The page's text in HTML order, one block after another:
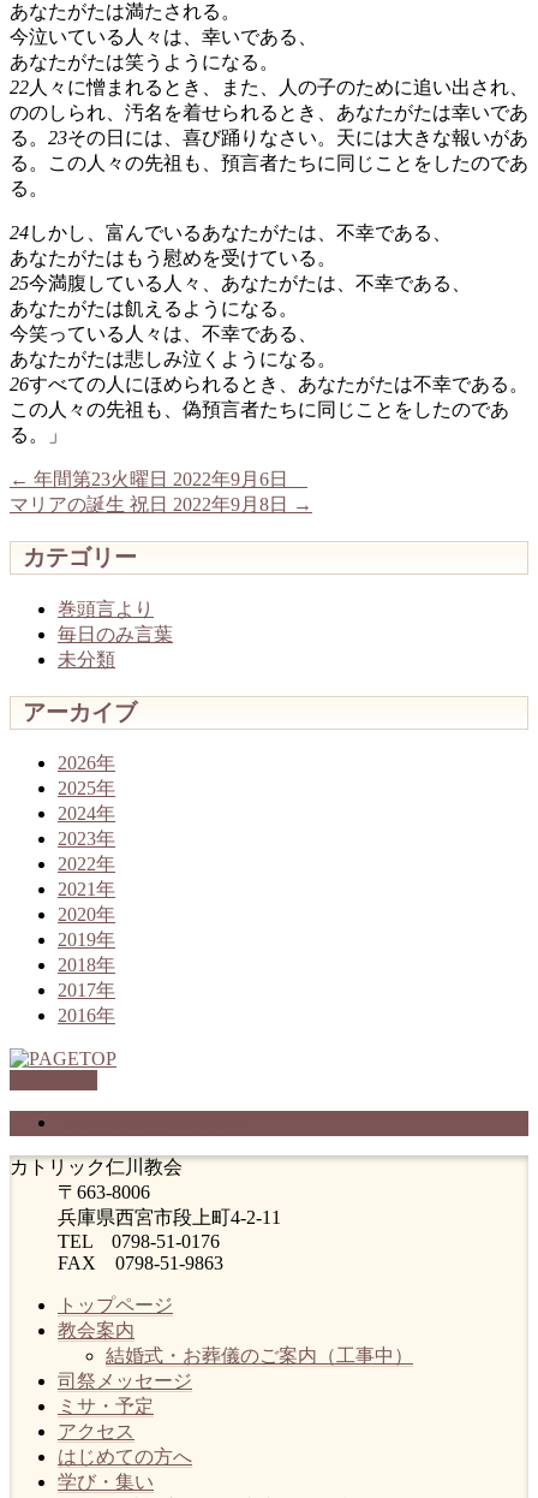
あなたがたは満たされる。
今泣いている人々は、幸いである、
あなたがたは笑うようになる。
22人々に憎まれるとき、また、人の子のために追い出され、
ののしられ、汚名を着せられるとき、あなたがたは幸いであ
る。 23その日には、喜び踊りなさい。天には大きな報いがあ
る。この人々の先祖も、預言者たちに同じことをしたのであ
る。
24しかし、富んでいるあなたがたは、不幸である、
あなたがたはもう慰めを受けている。
25今満腹している人々、あなたがたは、不幸である、
あなたがたは飢えるようになる。
今笑っている人々は、不幸である、
あなたがたは悲しみ泣くようになる。
26すべての人にほめられるとき、あなたがたは不幸である。
この人々の先祖も、偽預言者たちに同じことをしたのであ
る。」
← 年間第23火曜日 2022年9月6日
マリアの誕生 祝日 2022年9月8日
→
カテゴリー
巻頭言より
毎日のみ言葉
未分類
アーカイブ
2026年
2025年
2024年
2023年
2022年
2021年
2020年
2019年
2018年
2017年
2016年
カトリック仁川教会
〒663-8006
兵庫県西宮市段上町4-2-11
TEL 0798-51-0176
FAX 0798-51-9863
トップページ
教会案内
結婚式・お葬儀のご案内（工事中）
司祭メッセージ
ミサ・予定
アクセス
はじめての方へ
学び・集い